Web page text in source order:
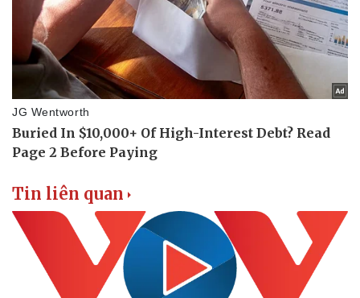
Thể thao
Bóng đá
Thế giới thể thao
eSports
Hậu trường
Ô tô - Xe máy
Tin liên quan